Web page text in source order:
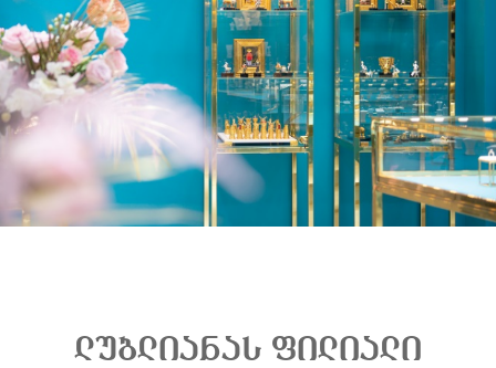
ლუბლიანას ფილიალი